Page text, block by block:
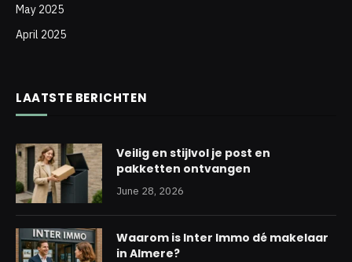
May 2025
April 2025
LAATSTE BERICHTEN
Veilig en stijlvol je post en
pakketten ontvangen
June 28, 2026
Waarom is Inter Immo dé makelaar
in Almere?